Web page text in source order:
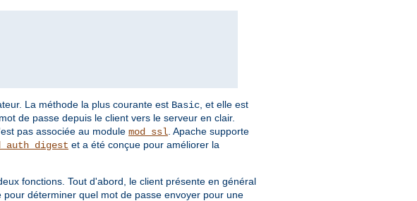
La méthode la plus courante est Basic , et elle est
de passe depuis le client vers le serveur en clair.
pas associée au module mod_ssl . Apache supporte
et a été conçue pour améliorer la
fonctions. Tout d'abord, le client présente en général
déterminer quel mot de passe envoyer pour une